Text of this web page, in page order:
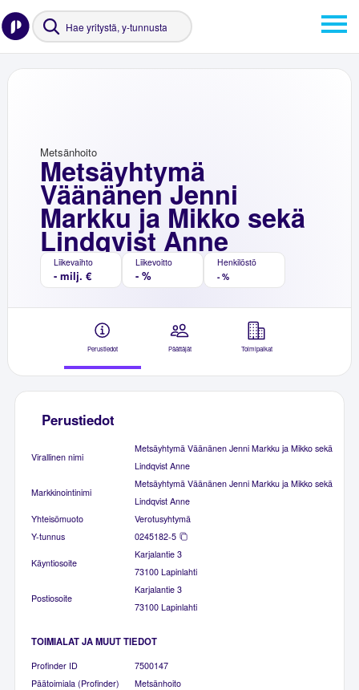
Metsäyhtymä
Väänänen Jenni
Markku ja Mikko sekä
Lindqvist Anne
Metsänhoito
Liikevaihto
- milj. €
Liikevoitto
- %
Henkilöstö
- %
Perustiedot Päättäjät Toimipaikat
Perustiedot
Virallinen nimi
Metsäyhtymä Väänänen Jenni Markku ja Mikko sekä
Lindqvist Anne
Markkinointinimi
Metsäyhtymä Väänänen Jenni Markku ja Mikko sekä
Lindqvist Anne
Yhteisömuoto
Verotusyhtymä
Y-tunnus
0245182-5
Käyntiosoite
Karjalantie 3
73100 Lapinlahti
Postiosoite
Karjalantie 3
73100 Lapinlahti
TOIMIALAT JA MUUT TIEDOT
Profinder ID
7500147
Päätoimiala (Profinder)
Metsänhoito